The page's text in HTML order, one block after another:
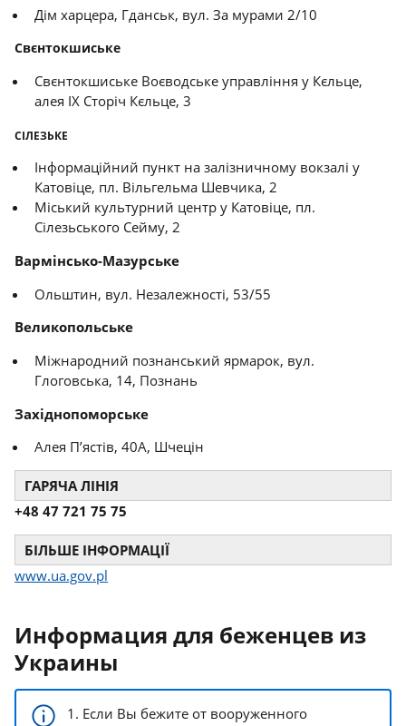
Дім харцера, Гданськ, вул. За мурами 2/10
Свєнтокшиське
Свєнтокшиське Воєводське управління у Кєльце,
алея IX Сторіч Кєльце, 3
СІЛЕЗЬКЕ
Інформаційний пункт на залізничному вокзалі у
Катовіце, пл. Вільгельма Шевчика, 2
Міський культурний центр у Катовіце, пл.
Сілезьського Сейму, 2
Вармінсько-Мазурське
Ольштин, вул. Незалежності, 53/55
Великопольське
Міжнародний познанський ярмарок, вул.
Глоговська, 14, Познань
Західнопоморське
Алея П’ястів, 40A, Шчецін
ГАРЯЧА ЛІНІЯ
+48 47 721 75 75
БІЛЬШЕ ІНФОРМАЦІЇ
www.ua.gov.pl
Информация для беженцев из
Украины
1. Если Bы бежите от вооруженного